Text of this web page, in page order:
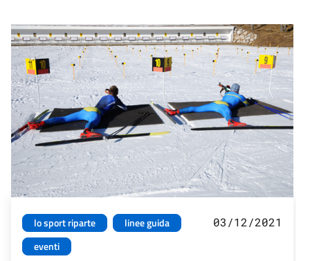
lo sport riparte
linee guida
eventi
03/12/2021